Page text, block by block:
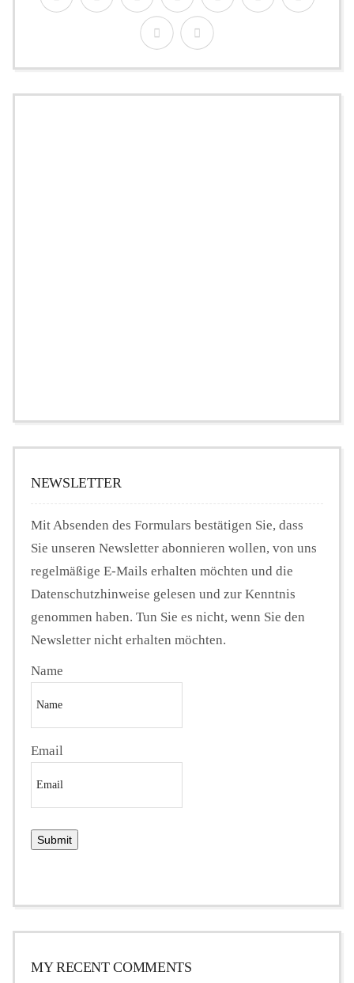
NEWSLETTER
Mit Absenden des Formulars bestätigen Sie, dass
Sie unseren Newsletter abonnieren wollen, von uns
regelmäßige E-Mails erhalten möchten und die
Datenschutzhinweise gelesen und zur Kenntnis
genommen haben. Tun Sie es nicht, wenn Sie den
Newsletter nicht erhalten möchten.
Name
Email
MY RECENT COMMENTS